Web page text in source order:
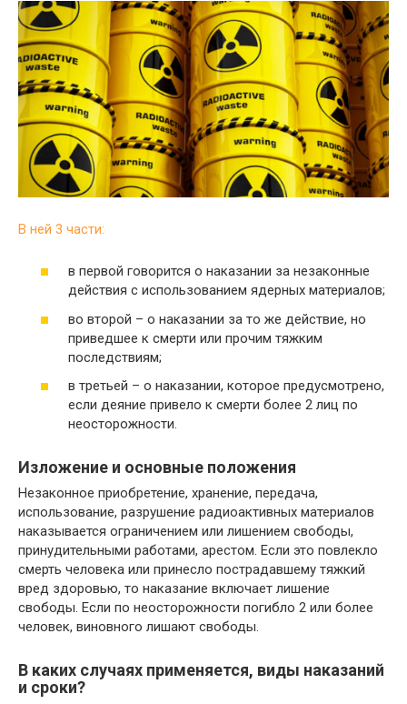
В ней 3 части:
в первой говорится о наказании за незаконные
действия с использованием ядерных материалов;
во второй – о наказании за то же действие, но
приведшее к смерти или прочим тяжким
последствиям;
в третьей – о наказании, которое предусмотрено,
если деяние привело к смерти более 2 лиц по
неосторожности.
Изложение и основные положения
Незаконное приобретение, хранение, передача,
использование, разрушение радиоактивных материалов
наказывается ограничением или лишением свободы,
принудительными работами, арестом. Если это повлекло
смерть человека или принесло пострадавшему тяжкий
вред здоровью, то наказание включает лишение
свободы. Если по неосторожности погибло 2 или более
человек, виновного лишают свободы.
В каких случаях применяется, виды наказаний
и сроки?